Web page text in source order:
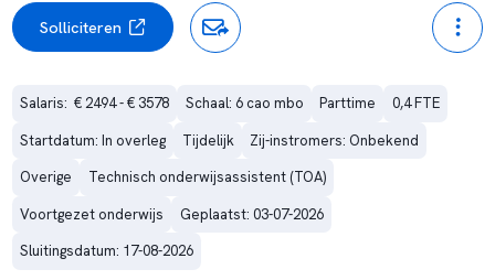
Solliciteren
Salaris:  € 2494 - € 3578 Schaal: 6 cao mbo Parttime
0,4 FTE
Startdatum: In overleg
Tijdelijk
Zij-instromers: Onbekend
Overige
Technisch onderwijsassistent (TOA)
Voortgezet onderwijs
Geplaatst: 03-07-2026
Sluitingsdatum: 17-08-2026